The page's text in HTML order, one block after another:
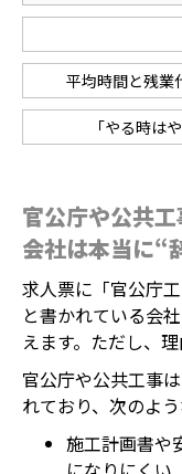
平均時間と残業
「やる時は
官公庁や公共
会社は本当に“
求人票に「官公庁
と書かれている会社
えます。ただし、
官公庁や公共工事
れており、次のよ
施工計画書や